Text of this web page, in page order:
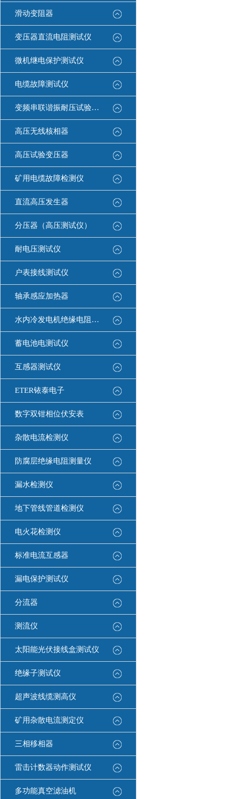
滑动变阻器
变压器直流电阻测试仪
微机继电保护测试仪
电缆故障测试仪
变频串联谐振耐压试验装置
高压无线核相器
高压试验变压器
矿用电缆故障检测仪
直流高压发生器
分压器（高压测试仪）
耐电压测试仪
户表接线测试仪
轴承感应加热器
水内冷发电机绝缘电阻测试仪
蓄电池电测试仪
互感器测试仪
ETER铱泰电子
数字双钳相位伏安表
杂散电流检测仪
防腐层绝缘电阻测量仪
漏水检测仪
地下管线管道检测仪
电火花检测仪
标准电流互感器
漏电保护测试仪
分流器
测流仪
太阳能光伏接线盒测试仪
绝缘子测试仪
超声波线缆测高仪
矿用杂散电流测定仪
三相移相器
雷击计数器动作测试仪
多功能真空滤油机